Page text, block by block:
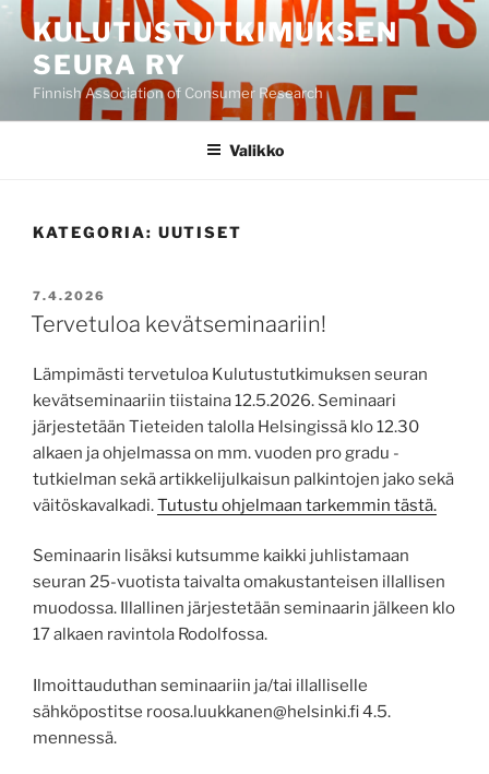
Siirry
sisältöönKULUTUSTUTKIMUKSEN
SEURA RY
Finnish Association of Consumer Research
Valikko
KATEGORIA: UUTISET
JULKAISTU
7.4.2026
Tervetuloa kevätseminaariin!
Lämpimästi tervetuloa Kulutustutkimuksen seuran
kevätseminaariin tiistaina 12.5.2026. Seminaari
järjestetään Tieteiden talolla Helsingissä klo 12.30
alkaen ja ohjelmassa on mm. vuoden pro gradu -
tutkielman sekä artikkelijulkaisun palkintojen jako sekä
väitöskavalkadi.Tutustu ohjelmaan tarkemmin tästä.
Seminaarin lisäksi kutsumme kaikki juhlistamaan
seuran 25-vuotista taivalta omakustanteisen illallisen
muodossa. Illallinen järjestetään seminaarin jälkeen klo
17 alkaen ravintola Rodolfossa.
Ilmoittauduthan seminaariin ja/tai illalliselle
sähköpostitse roosa.luukkanen@helsinki.fi 4.5.
mennessä.